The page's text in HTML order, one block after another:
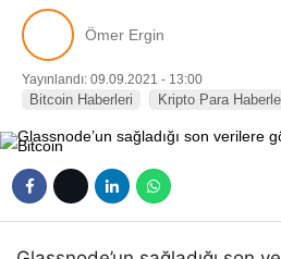
Ömer Ergin
Yayınlandı: 09.09.2021 - 13:00
Bitcoin Haberleri Kripto Para